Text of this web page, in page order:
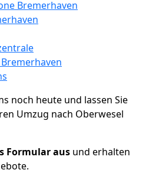
Bremerhaven
noch heute und lassen Sie
Umzug nach Oberwesel
Formular aus und erhalten